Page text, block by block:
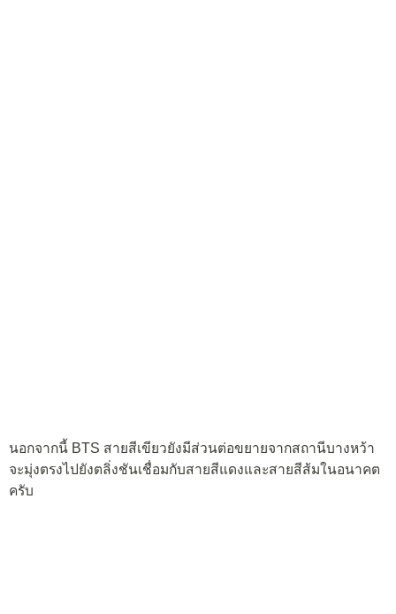
นอกจากนี้ BTS สายสีเขียวยังมีส่วนต่อขยายจากสถานีบางหว้า
จะมุ่งตรงไปยังตลิ่งชันเชื่อมกับสายสีแดงและสายสีส้มในอนาคต
ครับ